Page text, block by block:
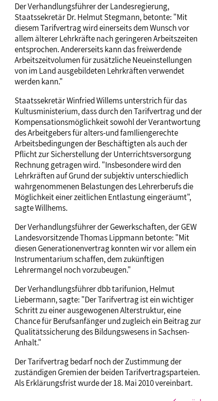
Der Verhandlungsführer der Landesregierung,
Staatssekretär Dr. Helmut Stegmann, betonte: "Mit
diesem Tarifvertrag wird einerseits dem Wunsch vor
allem älterer Lehrkräfte nach geringeren Arbeitszeiten
entsprochen. Andererseits kann das freiwerdende
Arbeitszeitvolumen für zusätzliche NeueinsteIlungen
von im Land ausgebildeten Lehrkräften verwendet
werden kann."
Staatssekretär Winfried Willems unterstrich für das
Kultusministerium, dass durch den Tarifvertrag und der
Kompensationsmöglichkeit sowohl der Verantwortung
des Arbeitgebers für alters-und famIliengerechte
Arbeitsbedingungen der Beschäftigten als auch der
Pflicht zur Sicherstellung der Unterrichtsversorgung
Rechnung getragen wird. "Insbesondere wird den
Lehrkräften auf Grund der subjektiv unterschiedlich
wahrgenommenen Belastungen des Lehrerberufs die
Möglichkeit einer zeitlichen Entlastung eingeräumt",
sagte Willhems.
Der Verhandlungsführer der Gewerkschaften, der GEW
Landesvorsitzende Thomas Lippmann betonte: "Mit
diesen Generationenvertrag konnten wir vor allem ein
Instrumentarium schaffen, dem zukünftigen
Lehrermangel noch vorzubeugen."
Der Verhandlungsführer dbb tarifunion, Helmut
Liebermann, sagte: "Der Tarifvertrag ist ein wichtiger
Schritt zu einer ausgewogenen Alterstruktur, eine
Chance für Berufsanfänger und zugleich ein Beitrag zur
Qualitätssicherung des Bildungswesens in Sachsen-
Anhalt."
Der Tarifvertrag bedarf noch der Zustimmung der
zuständigen Gremien der beiden Tarifvertragsparteien.
Als Erklärungsfrist wurde der 18. Mai 2010 vereinbart.